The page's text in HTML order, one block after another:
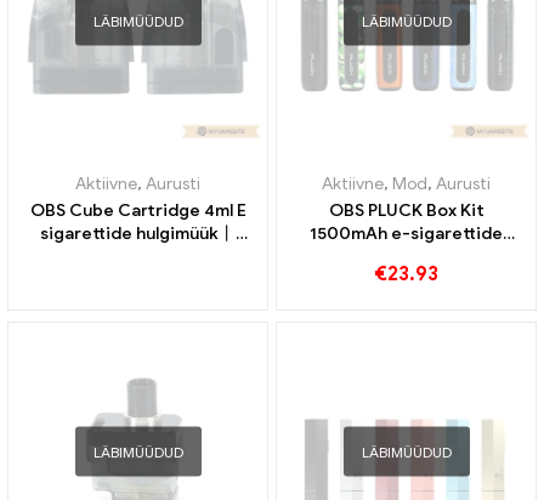
LÄBIMÜÜDUD
Aktiivne, Aurusti
OBS Cube Cartridge 4ml E
sigarettide hulgimüük丨
LÄBIMÜÜDUD
Aktiivne, Mod, Aurusti
OBS PLUCK Box Kit
1500mAh e-sigarettide
€23.93
LÄBIMÜÜDUD LÄBIMÜÜDUD